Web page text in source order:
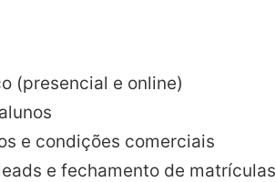
(presencial e online)
e condições comerciais
e fechamento de matrículas